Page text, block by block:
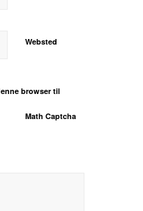
Websted
browser til
Math Captcha